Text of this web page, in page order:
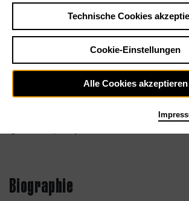
Biographie
Technische Cookies
Cookie-Einstellungen
Alle Cookies akzeptieren